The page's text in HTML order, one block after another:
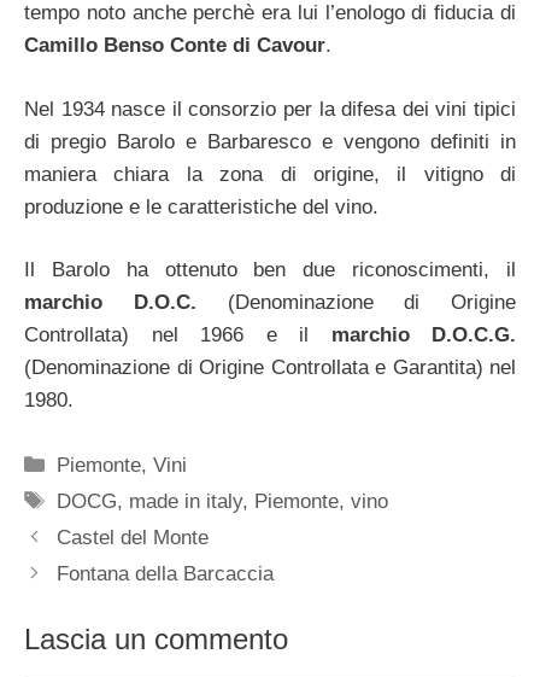
tempo noto anche perchè era lui l’enologo di fiducia di
Camillo Benso Conte di Cavour.
Nel 1934 nasce il consorzio per la difesa dei vini tipici
di pregio Barolo e Barbaresco e vengono definiti in
maniera chiara la zona di origine, il vitigno di
produzione e le caratteristiche del vino.
Il Barolo ha ottenuto ben due riconoscimenti, il
marchio D.O.C. (Denominazione di Origine
Controllata) nel 1966 e il marchio D.O.C.G.
(Denominazione di Origine Controllata e Garantita) nel
1980.
Categorie
Piemonte,Vini
Tag
DOCG, made in italy, Piemonte,vino
Castel del Monte
Fontana della Barcaccia
Lascia un commento